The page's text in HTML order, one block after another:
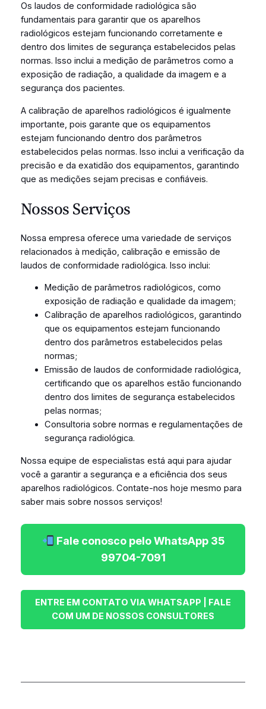
Os laudos de conformidade radiológica são
fundamentais para garantir que os aparelhos
radiológicos estejam funcionando corretamente e
dentro dos limites de segurança estabelecidos pelas
normas. Isso inclui a medição de parâmetros como a
exposição de radiação, a qualidade da imagem e a
segurança dos pacientes.
A calibração de aparelhos radiológicos é igualmente
importante, pois garante que os equipamentos
estejam funcionando dentro dos parâmetros
estabelecidos pelas normas. Isso inclui a verificação da
precisão e da exatidão dos equipamentos, garantindo
que as medições sejam precisas e confiáveis.
Nossos Serviços
Nossa empresa oferece uma variedade de serviços
relacionados à medição, calibração e emissão de
laudos de conformidade radiológica. Isso inclui:
Medição de parâmetros radiológicos, como
exposição de radiação e qualidade da imagem;
Calibração de aparelhos radiológicos, garantindo
que os equipamentos estejam funcionando
dentro dos parâmetros estabelecidos pelas
normas;
Emissão de laudos de conformidade radiológica,
certificando que os aparelhos estão funcionando
dentro dos limites de segurança estabelecidos
pelas normas;
Consultoria sobre normas e regulamentações de
segurança radiológica.
Nossa equipe de especialistas está aqui para ajudar
você a garantir a segurança e a eficiência dos seus
aparelhos radiológicos. Contate-nos hoje mesmo para
saber mais sobre nossos serviços!
Fale conosco pelo WhatsApp 35
99704-7091